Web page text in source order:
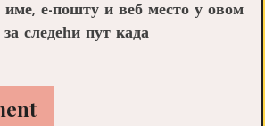
име, е-пошту и веб место у овом
следећи пут када